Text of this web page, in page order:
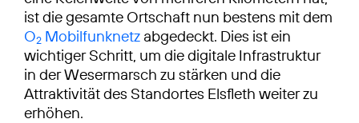
ist die gesamte Ortschaft nun bestens mit dem
O2 Mobilfunknetz abgedeckt. Dies ist ein
wichtiger Schritt, um die digitale Infrastruktur
in der Wesermarsch zu stärken und die
Attraktivität des Standortes Elsfleth weiter zu
erhöhen.